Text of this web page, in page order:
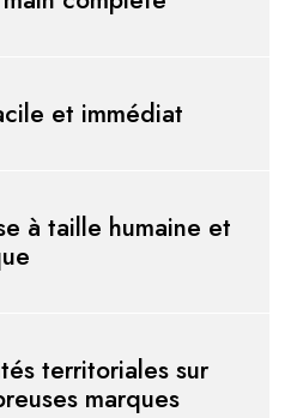
et immédiat
à taille humaine et
territoriales sur
marques